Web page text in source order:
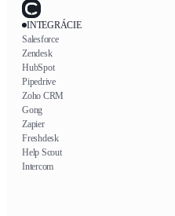
INTEGRÁCIE
Salesforce
Zendesk
HubSpot
Pipedrive
Zoho CRM
Gong
Zapier
Freshdesk
Help Scout
Intercom